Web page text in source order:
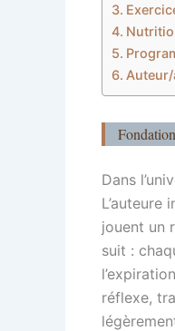
Dans
jouent un
suit :
réflexe,